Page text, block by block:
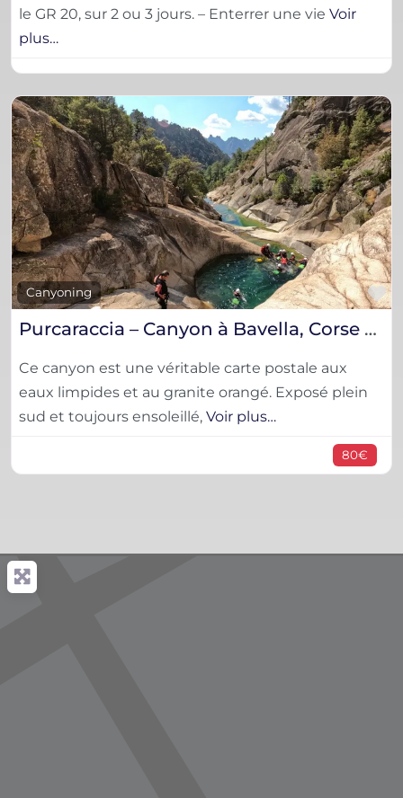
le GR 20, sur 2 ou 3 jours. – Enterrer une vie Voir
plus…
Canyoning
Purcaraccia – Canyon à Bavella, Corse du Sud
Ce canyon est une véritable carte postale aux
eaux limpides et au granite orangé. Exposé plein
sud et toujours ensoleillé, Voir plus…
80€